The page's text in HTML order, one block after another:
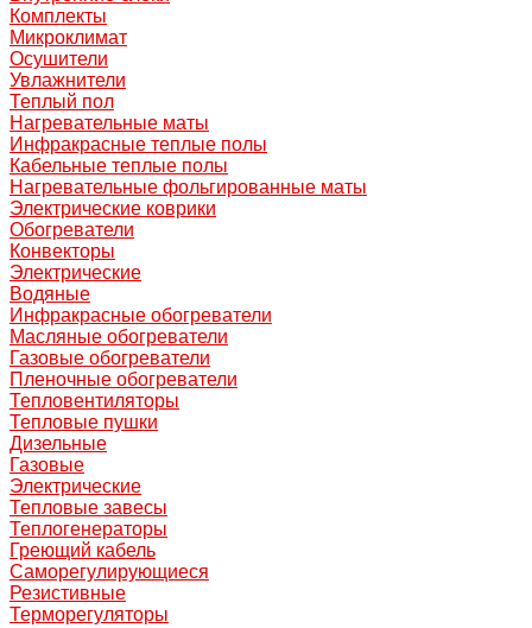
Комплекты
Микроклимат
Осушители
Увлажнители
Теплый пол
Нагревательные маты
Инфракрасные теплые полы
Кабельные теплые полы
Нагревательные фольгированные маты
Электрические коврики
Обогреватели
Конвекторы
Электрические
Водяные
Инфракрасные обогреватели
Масляные обогреватели
Газовые обогреватели
Пленочные обогреватели
Тепловентиляторы
Тепловые пушки
Дизельные
Газовые
Электрические
Тепловые завесы
Теплогенераторы
Греющий кабель
Саморегулирующиеся
Резистивные
Терморегуляторы